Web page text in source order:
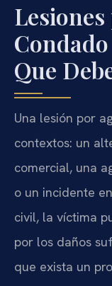
Que
Una lesión por
contextos: un
comercial, una
o un incidente
civil, la víctima
por los daños
que exista un